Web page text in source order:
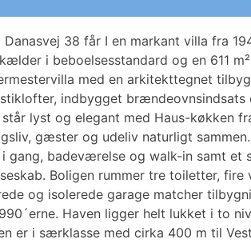
38 får I en markant villa fra
i beboelsesstandard og en 611
med en arkitekttegnet
indbygget
lyst og elegant med Haus-køkken
gæster og udeliv naturligt
badeværelse og walk-in samt et
Boligen rummer tre toiletter, fire
og isolerede garage matcher
Haven ligger helt lukket i to
er i særklasse med cirka 400 m til